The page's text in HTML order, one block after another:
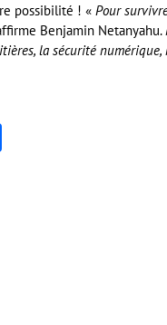
possibilité ! « Pour
Benjamin Netanyahu.
la sécurité